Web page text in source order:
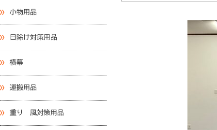
小物用品
日除け対策用品
横幕
運搬用品
重り 風対策用品